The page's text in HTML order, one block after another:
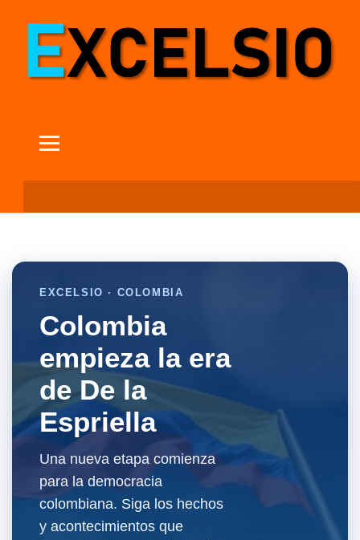
EXCELSIO · COLOMBIA
Colombia
empieza la era
de De la
Espriella
Una nueva etapa comienza
para la democracia
colombiana. Siga los hechos
y acontecimientos que